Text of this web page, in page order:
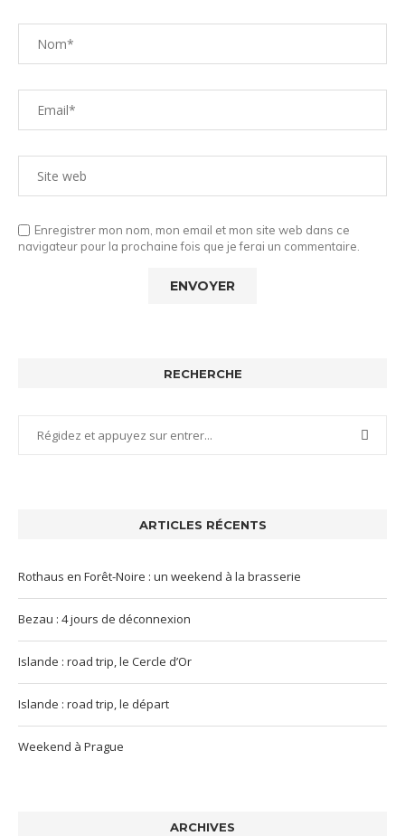
Enregistrer mon nom, mon email et mon site web dans ce
navigateur pour la prochaine fois que je ferai un commentaire.
RECHERCHE
ARTICLES RÉCENTS
Rothaus en Forêt-Noire : un weekend à la brasserie
Bezau : 4 jours de déconnexion
Islande : road trip, le Cercle d’Or
Islande : road trip, le départ
Weekend à Prague
ARCHIVES